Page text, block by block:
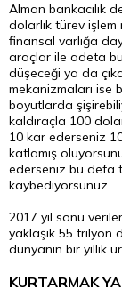
Alman bankacılık
dolarlık türev
finansal varlığa
araçlar ile adeta
düşeceği ya da
mekanizmaları ise
boyutlarda
kaldıraçla 100
10 kar ederseniz
katlamış
ederseniz bu defa
kaybediyorsunuz.
2017 yıl sonu
yaklaşık 55 trilyon
dünyanın bir yıllık
KURTARMAK